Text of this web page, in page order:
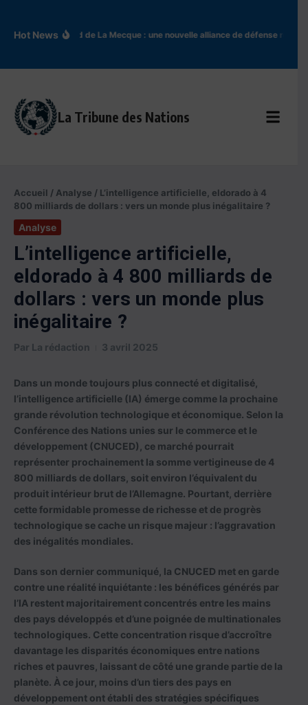
Hot NewsAccord de La Mecque : une nouvelle alliance de défense
La Tribune des Nations
Accueil / Analyse / L’intelligence artificielle, eldorado à 4
800 milliards de dollars : vers un monde plus inégalitaire ?
Analyse
L’intelligence artificielle,
eldorado à 4 800 milliards de
dollars : vers un monde plus
inégalitaire ?
Par La rédaction 3 avril 2025
Dans un monde toujours plus connecté et digitalisé,
l’intelligence artificielle (IA) émerge comme la prochaine
grande révolution technologique et économique. Selon la
Conférence des Nations unies sur le commerce et le
développement (CNUCED), ce marché pourrait
représenter prochainement la somme vertigineuse de 4
800 milliards de dollars, soit environ l’équivalent du
produit intérieur brut de l’Allemagne. Pourtant, derrière
cette formidable promesse de richesse et de progrès
technologique se cache un risque majeur : l’aggravation
des inégalités mondiales.
Dans son dernier communiqué, la CNUCED met en garde
contre une réalité inquiétante : les bénéfices générés par
l’IA restent majoritairement concentrés entre les mains
des pays développés et d’une poignée de multinationales
technologiques. Cette concentration risque d’accroître
davantage les disparités économiques entre nations
riches et pauvres, laissant de côté une grande partie de la
planète. À ce jour, moins d’un tiers des pays en
développement ont établi des stratégies spécifiques